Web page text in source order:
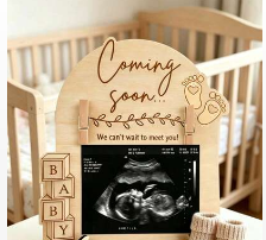
4,91 2.3K Seguidores
4,91 2.3K Seguidores
4,91 2.3K Seguidores